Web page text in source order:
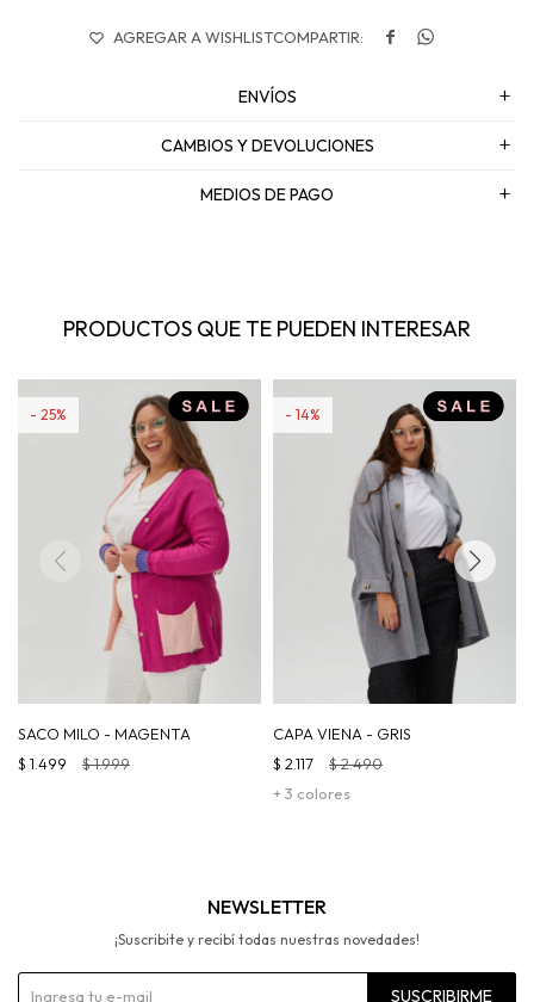
 
ENVÍOS
CAMBIOS Y DEVOLUCIONES
MEDIOS DE PAGO
PRODUCTOS QUE TE PUEDEN INTERESAR
SACO MILO - MAGENTA
$ 1.499 $1.999
25
CAPA VIENA - GRIS
+ 3 colores
$ 2.117 $2.490
14
NEWSLETTER
¡Suscribite y recibí todas nuestras novedades!
SUSCRIBIRME